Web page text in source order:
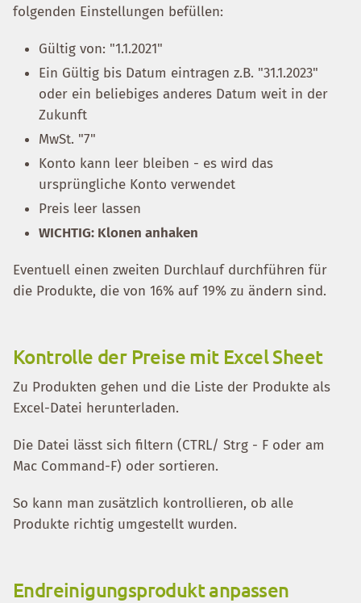
folgenden Einstellungen befüllen:
Gültig von: "1.1.2021"
Ein Gültig bis Datum eintragen z.B. "31.1.2023"
oder ein beliebiges anderes Datum weit in der
Zukunft
MwSt. "7"
Konto kann leer bleiben - es wird das
ursprüngliche Konto verwendet
Preis leer lassen
WICHTIG: Klonen anhaken
Eventuell einen zweiten Durchlauf durchführen für
die Produkte, die von 16% auf 19% zu ändern sind.
Kontrolle der Preise mit Excel Sheet
Zu Produkten gehen und die Liste der Produkte als
Excel-Datei herunterladen.
Die Datei lässt sich filtern (CTRL/ Strg - F oder am
Mac Command-F) oder sortieren.
So kann man zusätzlich kontrollieren, ob alle
Produkte richtig umgestellt wurden.
Endreinigungsprodukt anpassen